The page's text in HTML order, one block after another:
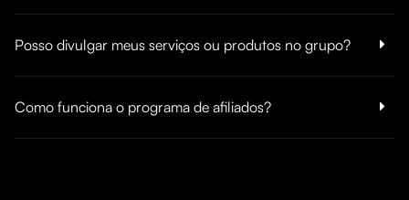
Posso divulgar meus serviços ou produtos no grupo?
Como funciona o programa de afiliados?